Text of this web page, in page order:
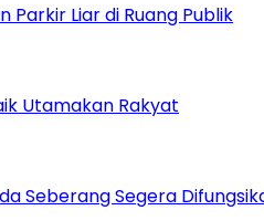
Parkir Liar di Ruang Publik
Utamakan Rakyat
Seberang Segera